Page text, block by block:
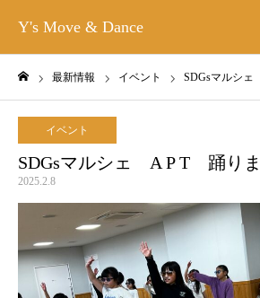
Y's Move & Dance
最新情報 イベント SDGsマルシ
イベント
SDGsマルシェ A P T 踊り
2025.2.8